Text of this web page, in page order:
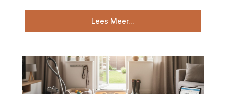
Lees Meer...